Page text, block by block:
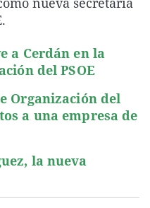
La rosa de los vientos
Como el perro y el
Caso
Equipo de
Extremadura
La Rioja
País Vasco
Virales
Elecciones
a Cerdán en la
del PSOE
Organización del
a una empresa de
la nueva